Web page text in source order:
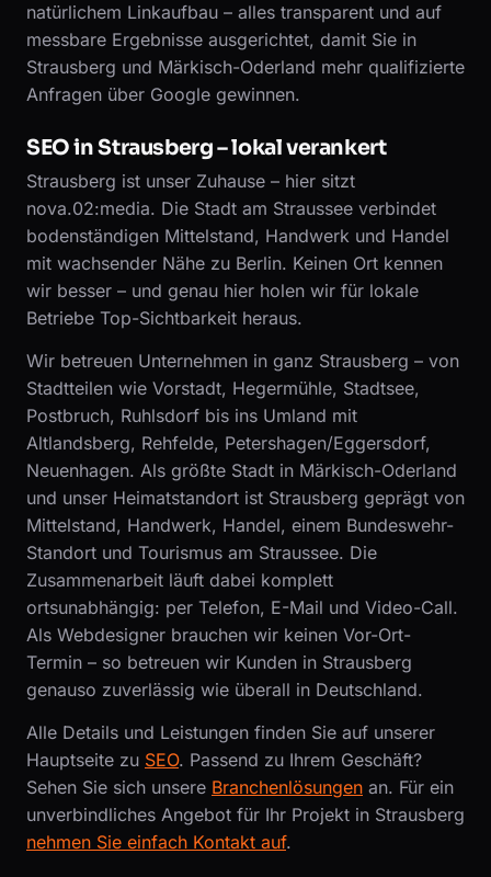
natürlichem Linkaufbau – alles transparent und auf
messbare Ergebnisse ausgerichtet, damit Sie in
Strausberg und Märkisch-Oderland mehr qualifizierte
Anfragen über Google gewinnen.
SEO in Strausberg – lokal verankert
Strausberg ist unser Zuhause – hier sitzt
nova.02:media. Die Stadt am Straussee verbindet
bodenständigen Mittelstand, Handwerk und Handel
mit wachsender Nähe zu Berlin. Keinen Ort kennen
wir besser – und genau hier holen wir für lokale
Betriebe Top-Sichtbarkeit heraus.
Wir betreuen Unternehmen in ganz Strausberg – von
Stadtteilen wie Vorstadt, Hegermühle, Stadtsee,
Postbruch, Ruhlsdorf bis ins Umland mit
Altlandsberg, Rehfelde, Petershagen/Eggersdorf,
Neuenhagen. Als größte Stadt in Märkisch-Oderland
und unser Heimatstandort ist Strausberg geprägt von
Mittelstand, Handwerk, Handel, einem Bundeswehr-
Standort und Tourismus am Straussee. Die
Zusammenarbeit läuft dabei komplett
ortsunabhängig: per Telefon, E-Mail und Video-Call.
Als Webdesigner brauchen wir keinen Vor-Ort-
Termin – so betreuen wir Kunden in Strausberg
genauso zuverlässig wie überall in Deutschland.
Alle Details und Leistungen finden Sie auf unserer
Hauptseite zu SEO. Passend zu Ihrem Geschäft?
Sehen Sie sich unsere Branchenlösungen an. Für ein
unverbindliches Angebot für Ihr Projekt in Strausberg
nehmen Sie einfach Kontakt auf.